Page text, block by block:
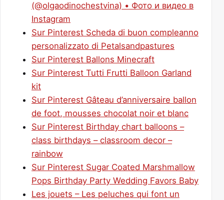
(@olgaodinochestvina) • Фото и видео в
Instagram
Sur Pinterest Scheda di buon compleanno
personalizzato di Petalsandpastures
Sur Pinterest Ballons Minecraft
Sur Pinterest Tutti Frutti Balloon Garland
kit
Sur Pinterest Gâteau d’anniversaire ballon
de foot, mousses chocolat noir et blanc
Sur Pinterest Birthday chart balloons –
class birthdays – classroom decor –
rainbow
Sur Pinterest Sugar Coated Marshmallow
Pops Birthday Party Wedding Favors Baby
Les jouets – Les peluches qui font un